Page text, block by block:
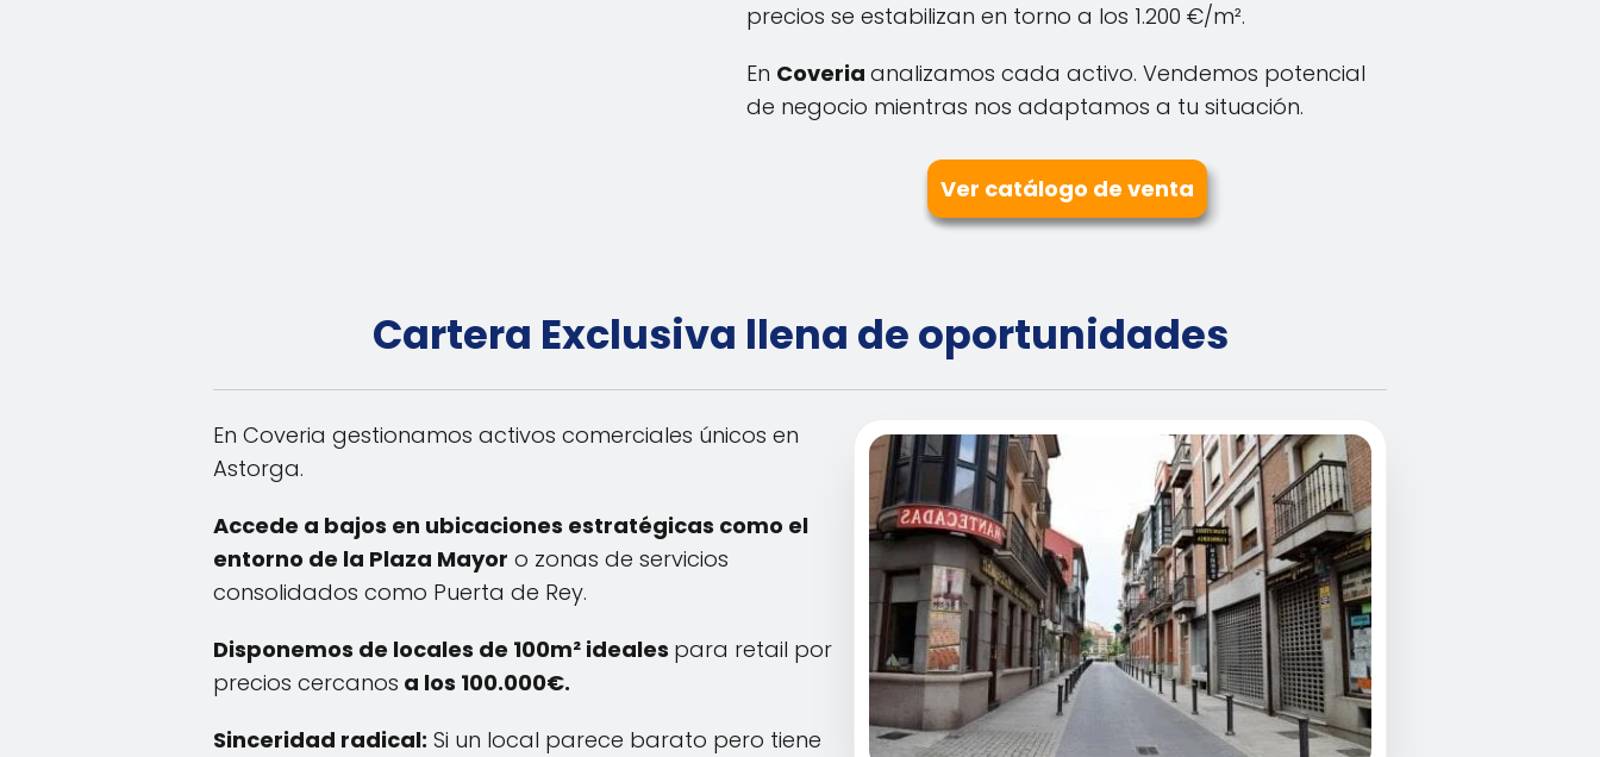
precios se estabilizan en torno a los 1.200 €/m².
En Coveriaanalizamos cada activo. Vendemos potencial
de negocio mientras nos adaptamos a tu situación.
Ver catálogo de venta
Cartera Exclusiva llena de oportunidades
En Coveria gestionamos activos comerciales únicos en
Astorga.
Accede a bajos en ubicaciones estratégicas como el
entorno de la Plaza Mayor o zonas de servicios
consolidados como Puerta de Rey.
Disponemos de locales de 100m² ideales para retail por
precios cercanos a los 100.000€.
Sinceridad radical: Si un local parece barato pero tiene